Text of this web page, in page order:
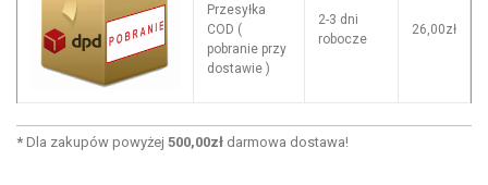
Przesyłka
COD (
pobranie przy
dostawie )
2-3 dni
robocze
26,00zł
* Dla zakupów powyżej 500,00zł darmowa dostawa!